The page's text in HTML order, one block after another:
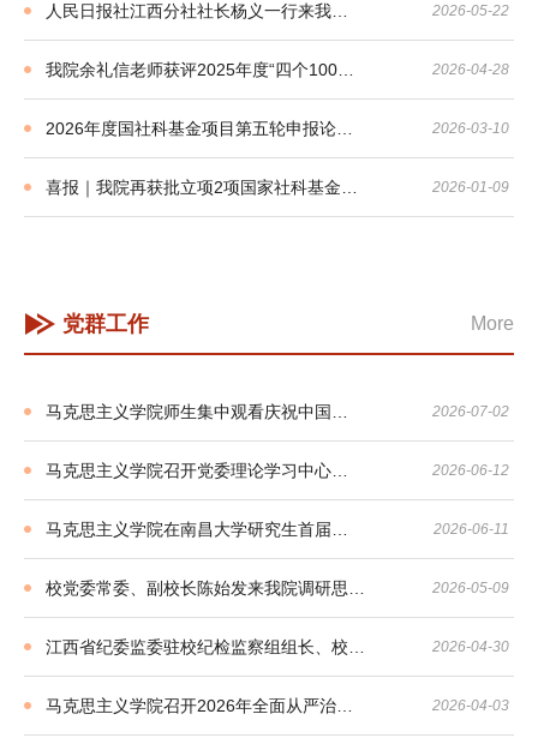
2026-05-22
人民日报社江西分社社长杨义一行来我…
2026-04-28
我院余礼信老师获评2025年度“四个100…
2026-03-10
2026年度国社科基金项目第五轮申报论…
2026-01-09
喜报｜我院再获批立项2项国家社科基金…
More
党群工作
2026-07-02
马克思主义学院师生集中观看庆祝中国…
2026-06-12
马克思主义学院召开党委理论学习中心…
2026-06-11
马克思主义学院在南昌大学研究生首届…
2026-05-09
校党委常委、副校长陈始发来我院调研思…
2026-04-30
江西省纪委监委驻校纪检监察组组长、校…
2026-04-03
马克思主义学院召开2026年全面从严治…